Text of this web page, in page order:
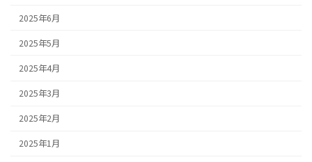
2025年6月
2025年5月
2025年4月
2025年3月
2025年2月
2025年1月